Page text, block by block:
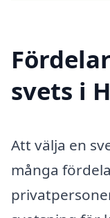
svets i
Att välja en
många